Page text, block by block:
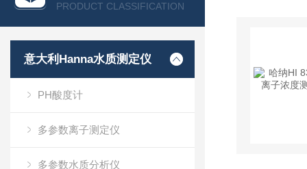
PRODUCT CLASSIFICATION
意大利Hanna水质测定仪
PH酸度计
多参数离子测定仪
多参数水质分析仪